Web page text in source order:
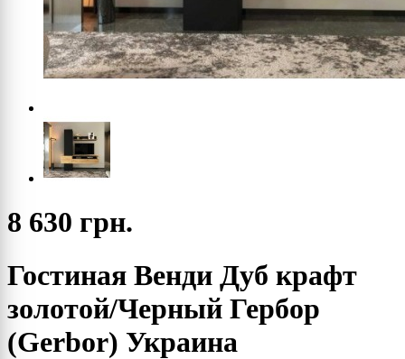
8 630 грн.
Гостиная Венди Дуб крафт
золотой/Черный Гербор
(Gerbor) Украина